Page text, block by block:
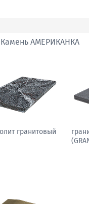
Камень АМЕРИКАНКА
белла